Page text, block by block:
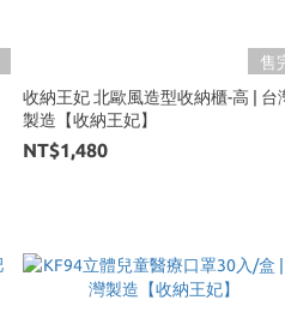
售
收納王妃 北歐風造型收納櫃-高 | 台
製造【收納王妃】
NT$1,480